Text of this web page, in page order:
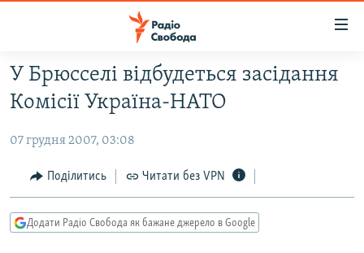
Перейти
до
основного
Перейти
основної
Перейти
РАДІО СВОБОДА – 70 РОКІВ
СТАТТІ
ПОЛІТИКА
СУСПІЛЬСТВО
ВІЙНА
ДОНБАС.РЕАЛІЇ
У Брюсселі відбудеться засідання
Комісії Україна-НАТО
07 грудня 2007, 03:08
Поділитись Читати без VPN
Додати Радіо Свобода як бажане джерело в Google